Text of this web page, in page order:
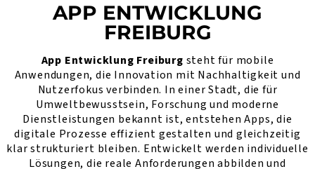
APP ENTWICKLUNG
FREIBURG
App Entwicklung Freiburg steht für mobile
Anwendungen, die Innovation mit Nachhaltigkeit und
Nutzerfokus verbinden. In einer Stadt, die für
Umweltbewusstsein, Forschung und moderne
Dienstleistungen bekannt ist, entstehen Apps, die
digitale Prozesse effizient gestalten und gleichzeitig
klar strukturiert bleiben. Entwickelt werden individuelle
Lösungen, die reale Anforderungen abbilden und